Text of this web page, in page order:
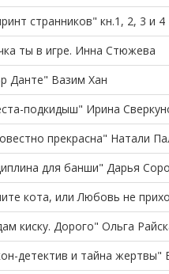
странников" кн.1, 2, 3 и
ты в игре. Инна Стюжева
Данте" Вазим Хан
подкидыш" Ирина
прекрасна" Натали
для банши" Дарья
кота, или Любовь не
киску. Дорого" Ольга
детектив и тайна жертвы"